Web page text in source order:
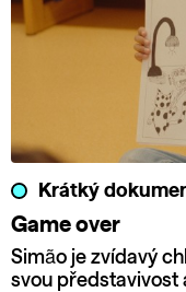
Krátký
Game over
Simão je zvídavý
svou představivost